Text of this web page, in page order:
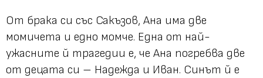
От брака си със Сакъзов, Ана има две
момичета и едно момче. Една от най-
ужасните й трагедии е, че Ана погребва две
от децата си – Надежда и Иван. Синът й е